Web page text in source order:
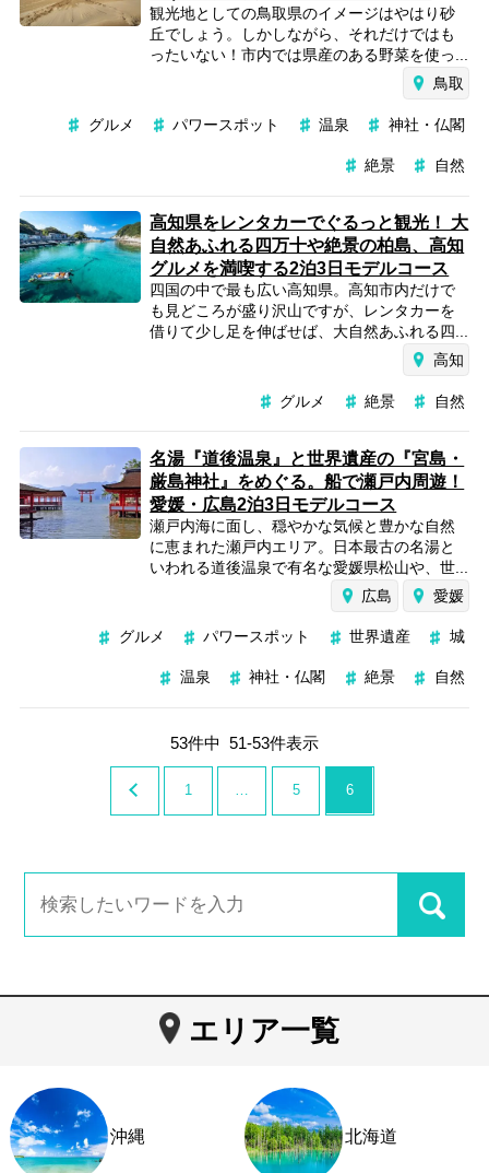
観光地としての鳥取県のイメージはやはり砂
丘でしょう。しかしながら、それだけではも
ったいない！市内では県産のある野菜を使っ...
鳥取
グルメ パワースポット 温泉 神社・仏閣
絶景 自然
高知県をレンタカーでぐるっと観光！ 大
自然あふれる四万十や絶景の柏島、高知
グルメを満喫する2泊3日モデルコース
四国の中で最も広い高知県。高知市内だけで
も見どころが盛り沢山ですが、レンタカーを
借りて少し足を伸ばせば、大自然あふれる四...
高知
グルメ 絶景 自然
名湯『道後温泉』と世界遺産の『宮島・
厳島神社』をめぐる。船で瀬戸内周遊！
愛媛・広島2泊3日モデルコース
瀬戸内海に面し、穏やかな気候と豊かな自然
に恵まれた瀬戸内エリア。日本最古の名湯と
いわれる道後温泉で有名な愛媛県松山や、世...
広島
愛媛
グルメ パワースポット 世界遺産 城
温泉 神社・仏閣 絶景 自然
53件中 51-53件表示
1 … 5 6
エリア一覧
沖縄 北海道